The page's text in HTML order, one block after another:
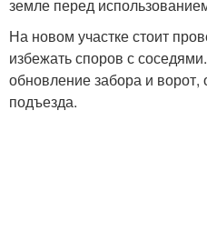
земле перед
На новом участке стоит
избежать споров с
обновление забора и ворот,
подъезда.